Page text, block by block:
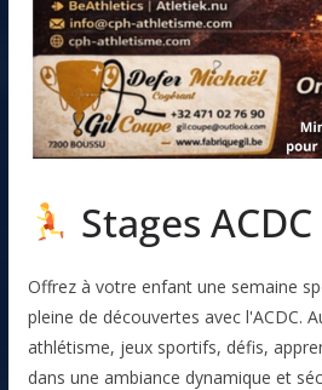
Stages
Offrez à votre enfant une semaine
pleine de découvertes avec l'ACDC.
athlétisme, jeux sportifs, défis,
dans une ambiance dynamique et